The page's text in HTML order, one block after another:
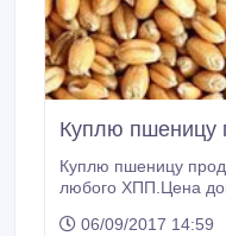
Куплю пшеницу
Куплю пшеницу
любого ХПП.Цена
06/09/2017 14:59